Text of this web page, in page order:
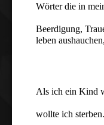
Wörter die in
Beerdigung,
leben
Als ich ein Kind
wollte ich sterben.